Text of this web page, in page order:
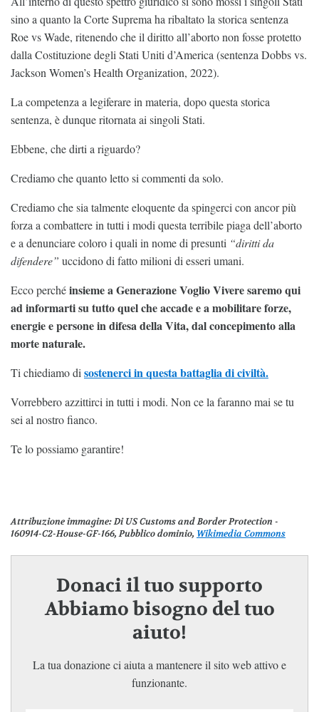
sino a quanto la Corte Suprema ha ribaltato la storica sentenza
Roe vs Wade, ritenendo che il diritto all’aborto non fosse protetto
dalla Costituzione degli Stati Uniti d’America (sentenza Dobbs vs.
Jackson Women’s Health Organization, 2022).
La competenza a legiferare in materia, dopo questa storica
sentenza, è dunque ritornata ai singoli Stati.
Ebbene, che dirti a riguardo?
Crediamo che quanto letto si commenti da solo.
Crediamo che sia talmente eloquente da spingerci con ancor più
forza a combattere in tutti i modi questa terribile piaga dell’aborto
e a denunciare coloro i quali in nome di presunti “diritti da
difendere” uccidono di fatto milioni di esseri umani.
Ecco perchéinsieme a Generazione Voglio Vivere saremo qui
ad informarti su tutto quel che accade e a mobilitare forze,
energie e persone in difesa della Vita, dal concepimento alla
morte naturale.
Ti chiediamo di sostenerci in questa battaglia di civiltà.
Vorrebbero azzittirci in tutti i modi. Non ce la faranno mai se tu
sei al nostro fianco.
Te lo possiamo garantire!
Attribuzione immagine:Di US Customs and Border Protection -
160914-C2-House-GF-166, Pubblico dominio, Wikimedia Commons
Donaci il tuo supporto
Abbiamo bisogno del tuo
aiuto!
La tua donazione ci aiuta a mantenere il sito web attivo e
funzionante.